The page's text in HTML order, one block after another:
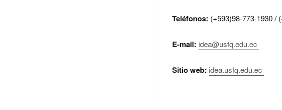
Teléfonos: (+593)98-773-1930 /
E-mail: idea@usfq.edu.ec
Sitio web: idea.usfq.edu.ec